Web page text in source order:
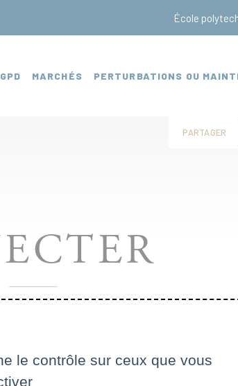
École
MARCHÉS PERTURBATIONS OU
PARTAGER
le contrôle sur ceux que vous